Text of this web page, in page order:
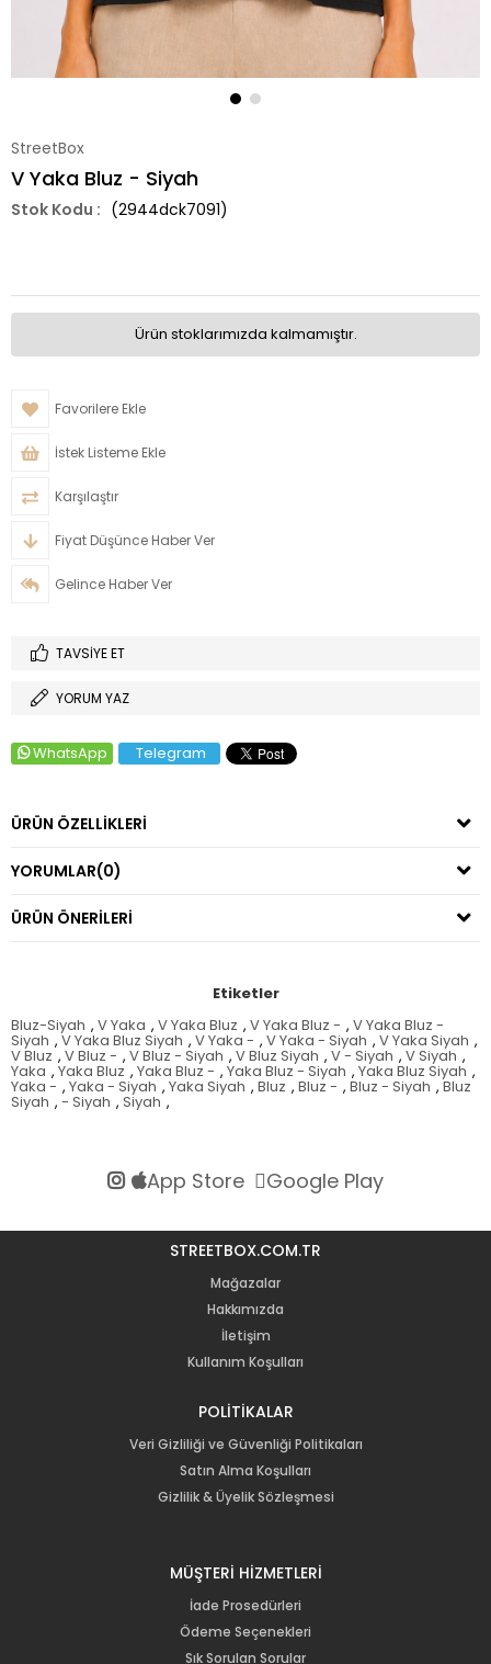
StreetBox
V Yaka Bluz - Siyah
(2944dck7091)
Ürün stoklarımızda kalmamıştır.
Favorilere Ekle
İstek Listeme Ekle
Karşılaştır
Fiyat Düşünce Haber Ver
Gelince Haber Ver
TAVSIYE ET
YORUM YAZ
WhatsApp Telegram
ÜRÜN ÖZELLIKLERI
YORUMLAR(0)
ÜRÜN ÖNERILERI
Etiketler
Bluz-Siyah , V Yaka , V Yaka Bluz , V Yaka Bluz - , V Yaka Bluz -
Siyah , V Yaka Bluz Siyah , V Yaka - , V Yaka - Siyah , V Yaka Siyah ,
V Bluz , V Bluz - , V Bluz - Siyah , V Bluz Siyah , V - Siyah , V Siyah ,
Yaka , Yaka Bluz , Yaka Bluz - , Yaka Bluz - Siyah , Yaka Bluz Siyah ,
Yaka - , Yaka - Siyah , Yaka Siyah , Bluz , Bluz - , Bluz - Siyah , Bluz
Siyah , - Siyah , Siyah ,
App Store Google Play
STREETBOX.COM.TR
Mağazalar
Hakkımızda
İletişim
Kullanım Koşulları
POLİTİKALAR
Veri Gizliliği ve Güvenliği Politikaları
Satın Alma Koşulları
Gizlilik & Üyelik Sözleşmesi
MÜŞTERİ HİZMETLERİ
İade Prosedürleri
Ödeme Seçenekleri
Sık Sorulan Sorular